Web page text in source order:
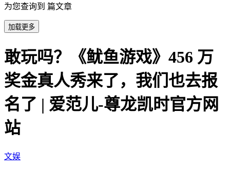
为您查询到 篇文章
加载更多
敢玩吗？《鱿鱼游戏》456 万
奖金真人秀来了，我们也去报
名了 | 爱范儿-尊龙凯时官方网
站
文娱